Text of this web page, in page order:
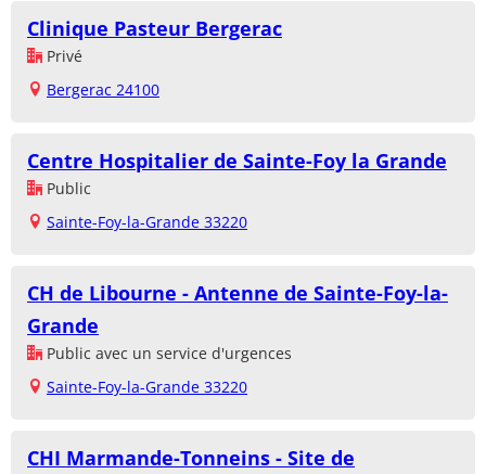
Clinique Pasteur Bergerac
Privé
Bergerac 24100
Centre Hospitalier de Sainte-Foy la Grande
Public
Sainte-Foy-la-Grande 33220
CH de Libourne - Antenne de Sainte-Foy-la-
Grande
Public avec un service d'urgences
Sainte-Foy-la-Grande 33220
CHI Marmande-Tonneins - Site de